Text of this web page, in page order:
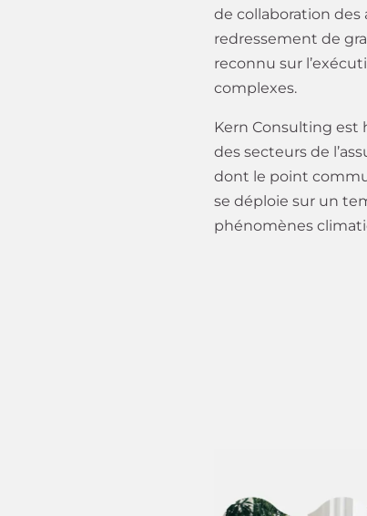
de collaboration des
redressement de
reconnu sur
complexes.
Kern Consulting est
des secteurs de
dont le point
se déploie sur un
phénomènes